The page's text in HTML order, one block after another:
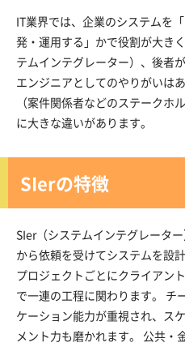
IT業界では、企業のシステムを
発・運用する」かで役割が大き
テムインテグレーター）、後者
エンジニアとしてのやりがいは
（案件関係者などのステークホ
に大きな違いがあります。
SIerの特徴
SIer（システムインテグレータ
から依頼を受けてシステムを設
プロジェクトごとにクライアン
で一連の工程に関わります。 チ
ケーション能力が重視され、ス
メント力も磨かれます。 公共・